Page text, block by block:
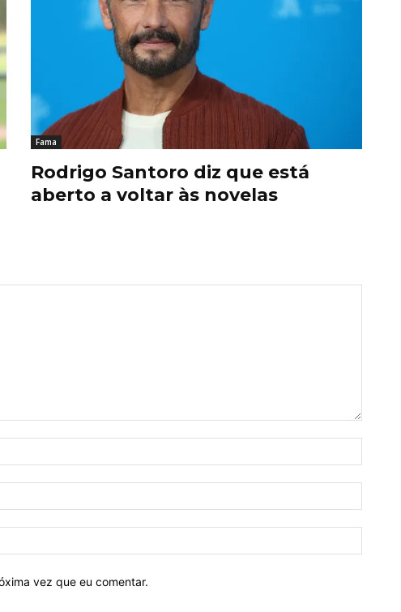
Fama
Rodrigo Santoro diz que está
aberto a voltar às novelas
mail:*
vez que eu comentar.